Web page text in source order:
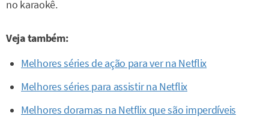
no karaokê.
Veja também:
Melhores séries de ação para ver na Netflix
Melhores séries para assistir na Netflix
Melhores doramas na Netflix que são imperdíveis